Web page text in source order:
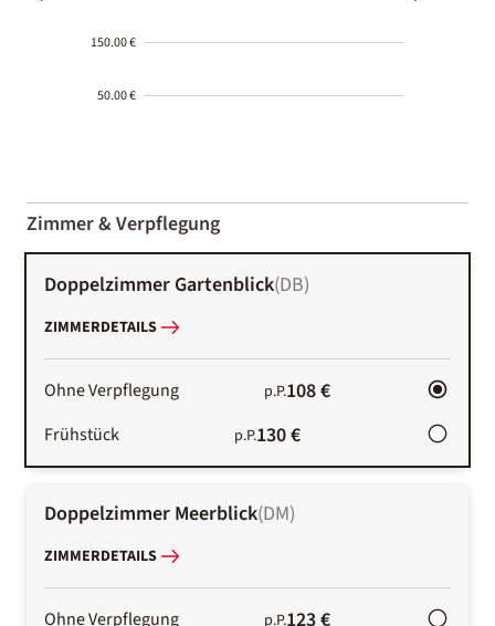
150.00 €
50.00 €
01-02
Zimmer & Verpflegung
Doppelzimmer Gartenblick(DB)
ZIMMERDETAILS
Ohne Verpflegung p.P.108 €
Frühstück p.P.130 €
Doppelzimmer Meerblick(DM)
ZIMMERDETAILS
Ohne Verpflegung p.P.123 €